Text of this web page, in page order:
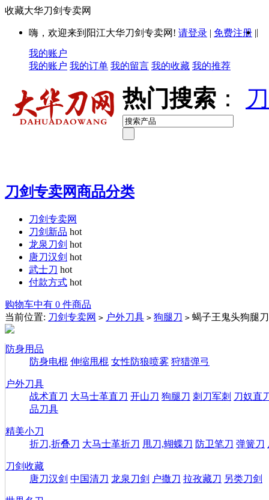
收藏大华刀剑专卖网
嗨，欢迎来到阳江大华刀剑专卖网! 请登录 | 免费注册 ||
我的账户
我的账户 我的订单 我的留言 我的收藏 我的推荐
热门搜索 ：
刀剑专卖网商品分类
刀剑专卖网
刀剑新品 hot
龙泉刀剑 hot
唐刀汉剑 hot
武士刀 hot
付款方式 hot
购物车中有 0 件商品
当前位置: 刀剑专卖网 > 户外刀具 > 狗腿刀 > 蝎子王鬼头狗腿刀
防身用品
防身电棍 伸缩甩棍 女性防狼喷雾 狩猎弹弓
户外刀具
战术直刀 大马士革直刀 开山刀 狗腿刀 刺刀军刺 刀奴直
品刀具
精美小刀
折刀,折叠刀 大马士革折刀 甩刀,蝴蝶刀 防卫笔刀 弹簧刀
刀剑收藏
唐刀汉剑 中国清刀 龙泉刀剑 户撒刀 拉孜藏刀 另类刀剑